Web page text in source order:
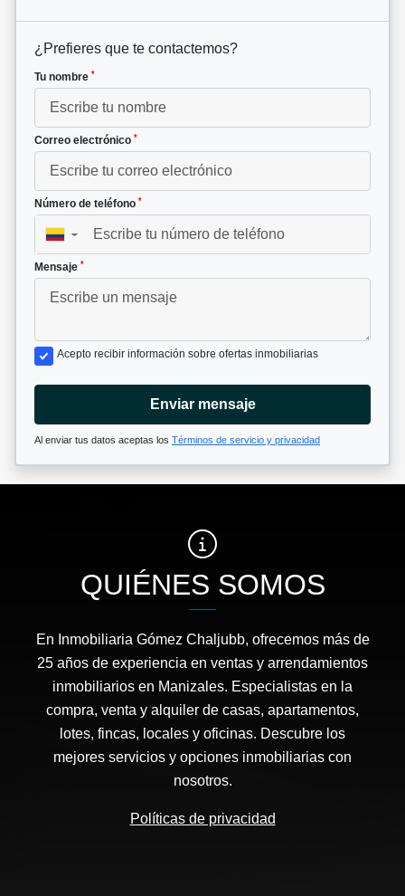
¿Prefieres que te contactemos?
Tu nombre *
Correo electrónico *
Número de teléfono *
▼
Mensaje *
Acepto recibir información sobre ofertas inmobiliarias
Enviar mensaje
Al enviar tus datos aceptas los Términos de servicio y privacidad
QUIÉNES SOMOS
En Inmobiliaria Gómez Chaljubb, ofrecemos más de
25 años de experiencia en ventas y arrendamientos
inmobiliarios en Manizales. Especialistas en la
compra, venta y alquiler de casas, apartamentos,
lotes, fincas, locales y oficinas. Descubre los
mejores servicios y opciones inmobiliarias con
nosotros.
Políticas de privacidad